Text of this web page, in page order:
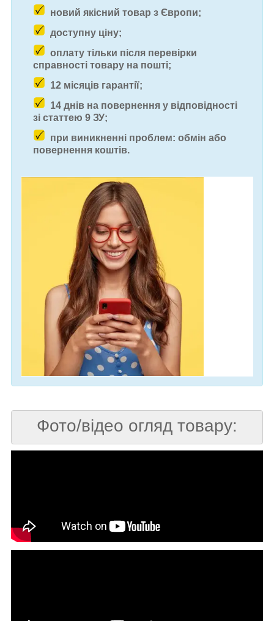
новий якісний товар з Європи;
доступну ціну;
оплату тільки після перевірки
справності товару на пошті;
12 місяців гарантії;
14 днів на повернення у відповідності
зі статтею 9 ЗУ;
при виникненні проблем: обмін або
повернення коштів.
Фото/відео огляд товару: